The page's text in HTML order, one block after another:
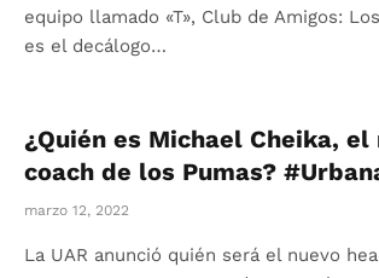
equipo llamado «T», Club de Amigos:
es el decálogo…
¿Quién es Michael Cheika, el
coach de los Pumas?
marzo 12, 2022
La UAR anunció quién será el nuevo